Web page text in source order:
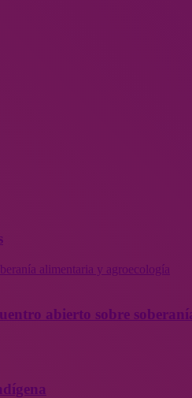
alimentaria y agroecología
abierto sobre